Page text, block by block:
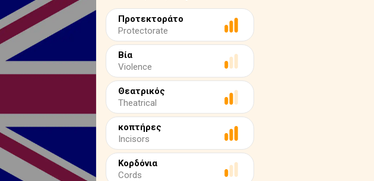
Προτεκτοράτο
Protectorate
Βία
Violence
Θεατρικός
Theatrical
κοπτήρες
Incisors
Κορδόνια
Cords